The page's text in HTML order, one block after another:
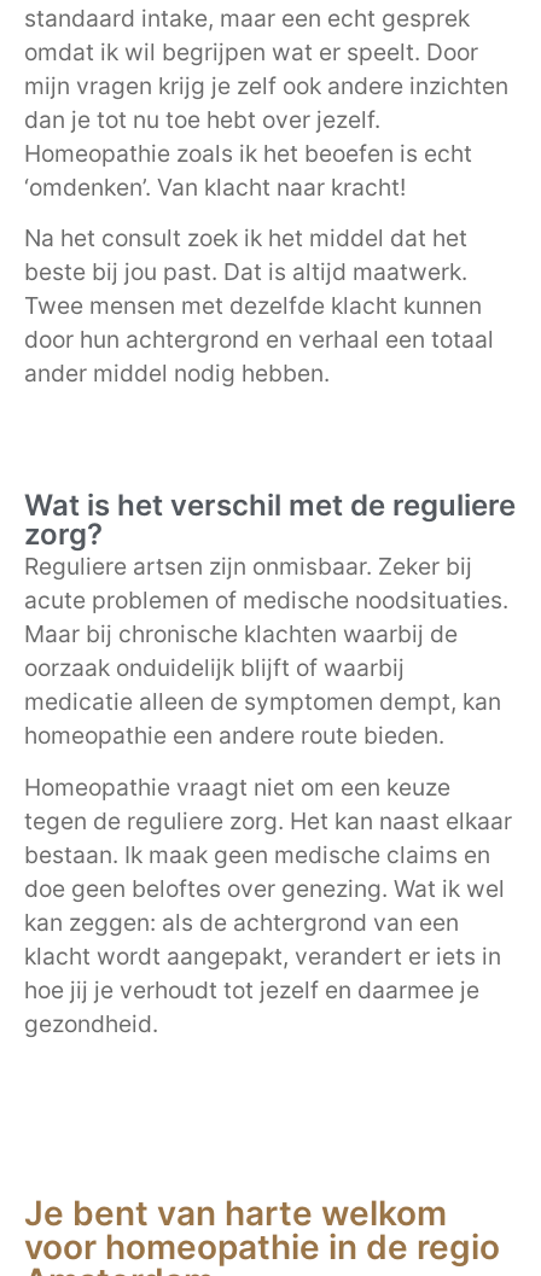
standaard intake, maar een echt gesprek
omdat ik wil begrijpen wat er speelt. Door
mijn vragen krijg je zelf ook andere inzichten
dan je tot nu toe hebt over jezelf.
Homeopathie zoals ik het beoefen is echt
‘omdenken’. Van klacht naar kracht!
Na het consult zoek ik het middel dat het
beste bij jou past. Dat is altijd maatwerk.
Twee mensen met dezelfde klacht kunnen
door hun achtergrond en verhaal een totaal
ander middel nodig hebben.
Wat is het verschil met de reguliere
zorg?
Reguliere artsen zijn onmisbaar. Zeker bij
acute problemen of medische noodsituaties.
Maar bij chronische klachten waarbij de
oorzaak onduidelijk blijft of waarbij
medicatie alleen de symptomen dempt, kan
homeopathie een andere route bieden.
Homeopathie vraagt niet om een keuze
tegen de reguliere zorg. Het kan naast elkaar
bestaan. Ik maak geen medische claims en
doe geen beloftes over genezing. Wat ik wel
kan zeggen: als de achtergrond van een
klacht wordt aangepakt, verandert er iets in
hoe jij je verhoudt tot jezelf en daarmee je
gezondheid.
Je bent van harte welkom
voor homeopathie in de regio